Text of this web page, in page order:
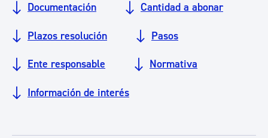
Documentación Cantidad a abonar
Plazos resolución Pasos
Ente responsable Normativa
Información de interés